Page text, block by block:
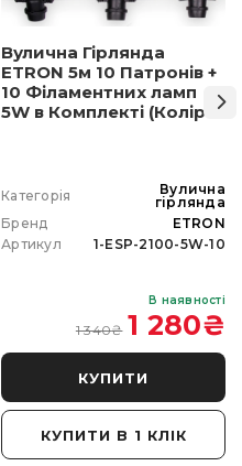
Вулична Гірлянда
ETRON 5м 10 Патронів +
10 Філаментних ламп
5W в Комплекті (Колір
Категорія
Вулична
гірлянда
Бренд
ETRON
Артикул
1-ESP-2100-5W-10
В наявності
1 340₴ 1 280₴
КУПИТИ
КУПИТИ В 1 КЛІК